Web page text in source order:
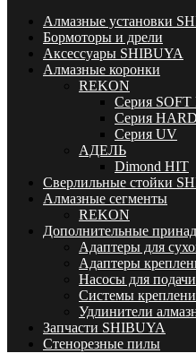
Алмазные установки
Бормоторы и дрели
Аксессуары SHIBUYA
Алмазные коронки
REKON
Серия SOFT
Серия
Серия UV
АДЕЛЬ
Dimond HIT
Сверлильные стойки
Алмазные сегменты
REKON
Дополнительные
Адаптеры для
Адаптеры
Насосы для
Системы
Удлинители
Запчасти SHIBUYA
Стенорезные пилы